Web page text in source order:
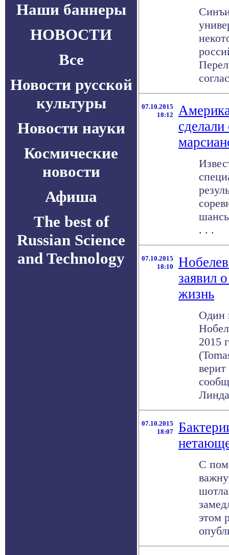
Наши баннеры
НОВОСТИ
Все
Новости русской
культуры
Новости науки
Космические
новости
Афиша
The best of
Russian Science
and Technology
07.10.2015
18:12
. . .
07.10.2015
18:10
заявил
жизнь
Один
2015
07.10.2015
18:07
С
этом